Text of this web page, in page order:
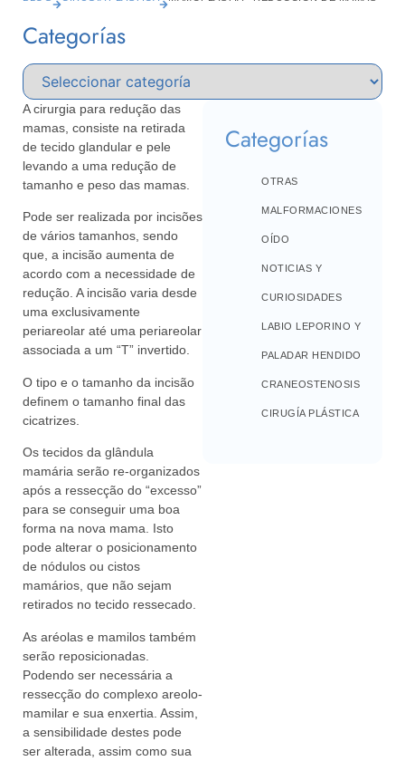
Categorías
A cirurgia para redução das
mamas, consiste na retirada
de tecido glandular e pele
levando a uma redução de
tamanho e peso das mamas.
Pode ser realizada por incisões
de vários tamanhos, sendo
que, a incisão aumenta de
acordo com a necessidade de
redução. A incisão varia desde
uma exclusivamente
periareolar até uma periareolar
associada a um “T” invertido.
O tipo e o tamanho da incisão
definem o tamanho final das
cicatrizes.
Os tecidos da glândula
mamária serão re-organizados
após a ressecção do “excesso”
para se conseguir uma boa
forma na nova mama. Isto
pode alterar o posicionamento
de nódulos ou cistos
mamários, que não sejam
retirados no tecido ressecado.
As aréolas e mamilos também
serão reposicionadas.
Podendo ser necessária a
ressecção do complexo areolo-
mamilar e sua enxertia. Assim,
a sensibilidade destes pode
ser alterada, assim como sua
Categorías
OTRAS
MALFORMACIONES
OÍDO
NOTICIAS Y
CURIOSIDADES
LABIO LEPORINO Y
PALADAR HENDIDO
CRANEOSTENOSIS
CIRUGÍA PLÁSTICA